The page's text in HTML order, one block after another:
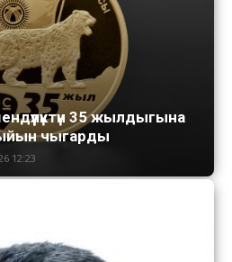
35 жылдыгына
чыгарды
12:23